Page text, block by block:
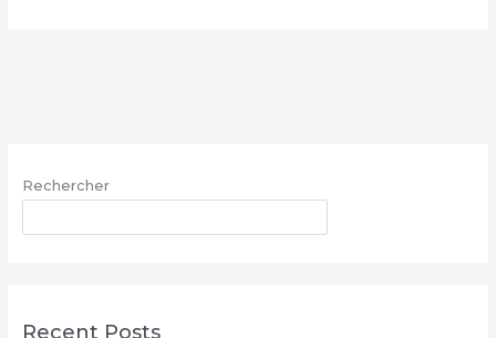
|
68260703
Rechercher
Recent Posts